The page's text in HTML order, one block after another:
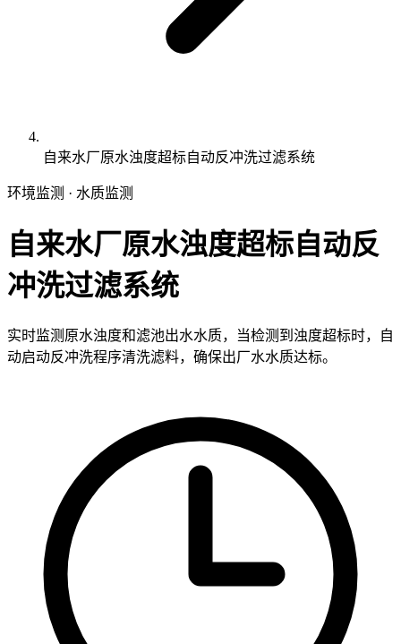
自来水厂原水浊度超标自动反冲洗过滤系统
环境监测 · 水质监测
自来水厂原水浊度超标自动反
冲洗过滤系统
实时监测原水浊度和滤池出水水质，当检测到浊度超标时，自
动启动反冲洗程序清洗滤料，确保出厂水水质达标。